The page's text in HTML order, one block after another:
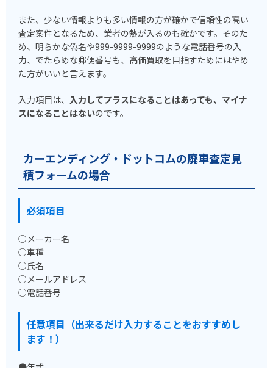
また、少ない情報よりも多い情報の方が確かで信頼性の高い
査定案件となるため、業者の熱が入るのも確かです。そのた
め、明らかな偽名や999-9999-9999のような電話番号の入
力、でたらめな郵便番号も、高価買取を目指すためにはやめ
た方がいいと言えます。
入力項目は、 入力してプラスになることはあっても、マイナ
スになることはないのです。
カーエンディング・ドットコムの廃車査定見
積フォームの場合
必須項目
○メーカー名
○車種
○氏名
○メールアドレス
○電話番号
任意項目（出来るだけ入力することをおすすめし
ます！）